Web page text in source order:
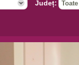
Județ: Toate